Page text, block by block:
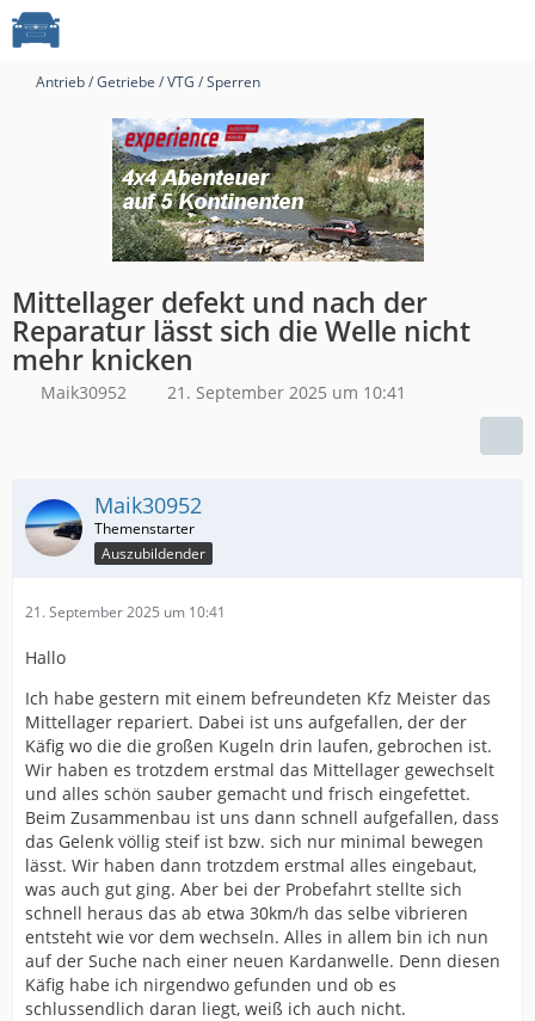
Antrieb / Getriebe / VTG / Sperren
Mittellager defekt und nach der
Reparatur lässt sich die Welle nicht
mehr knicken
Maik30952 21. September 2025 um 10:41
Maik30952
Auszubildender
21. September 2025 um 10:41
Hallo
Ich habe gestern mit einem befreundeten Kfz Meister das
Mittellager repariert. Dabei ist uns aufgefallen, der der
Käfig wo die die großen Kugeln drin laufen, gebrochen ist.
Wir haben es trotzdem erstmal das Mittellager gewechselt
und alles schön sauber gemacht und frisch eingefettet.
Beim Zusammenbau ist uns dann schnell aufgefallen, dass
das Gelenk völlig steif ist bzw. sich nur minimal bewegen
lässt. Wir haben dann trotzdem erstmal alles eingebaut,
was auch gut ging. Aber bei der Probefahrt stellte sich
schnell heraus das ab etwa 30km/h das selbe vibrieren
entsteht wie vor dem wechseln. Alles in allem bin ich nun
auf der Suche nach einer neuen Kardanwelle. Denn diesen
Käfig habe ich nirgendwo gefunden und ob es
schlussendlich daran liegt, weiß ich auch nicht.